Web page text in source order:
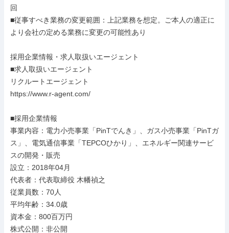
回
■従事すべき業務の変更範囲：上記業務を想定。ご本人の適正に
より会社の定める業務に変更の可能性あり
採用企業情報・求人取扱いエージェント
■求人取扱いエージェント
リクルートエージェント
https://www.r-agent.com/
■採用企業情報
事業内容：電力小売事業「PinTでんき」、ガス小売事業「PinTガ
ス」、電気通信事業「TEPCOひかり」、エネルギー関連サービ
スの開発・販売
設立：2018年04月
代表者：代表取締役 木幡禎之
従業員数：70人
平均年齢：34.0歳
資本金：800百万円
株式公開：非公開